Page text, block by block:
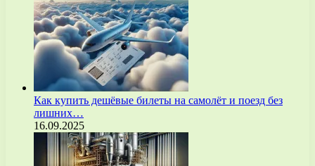
Как купить дешёвые билеты на самолёт и поезд без
лишних…
16.09.2025